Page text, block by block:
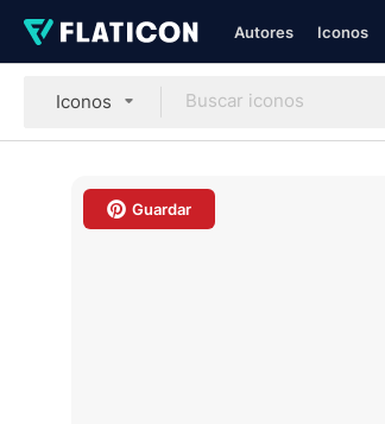
Autores Iconos
Iconos
Guardar